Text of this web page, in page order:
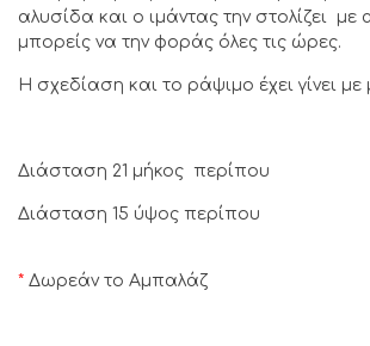
αλυσίδα και ο ιμάντας την στολίζει
μπορείς να την φοράς όλες τις ώρες.
Η σχεδίαση και το ράψιμο έχει γίνει με
Διάσταση 21 μήκος περίπου
Διάσταση 15 ύψος περίπου
* Δωρεάν το Αμπαλάζ